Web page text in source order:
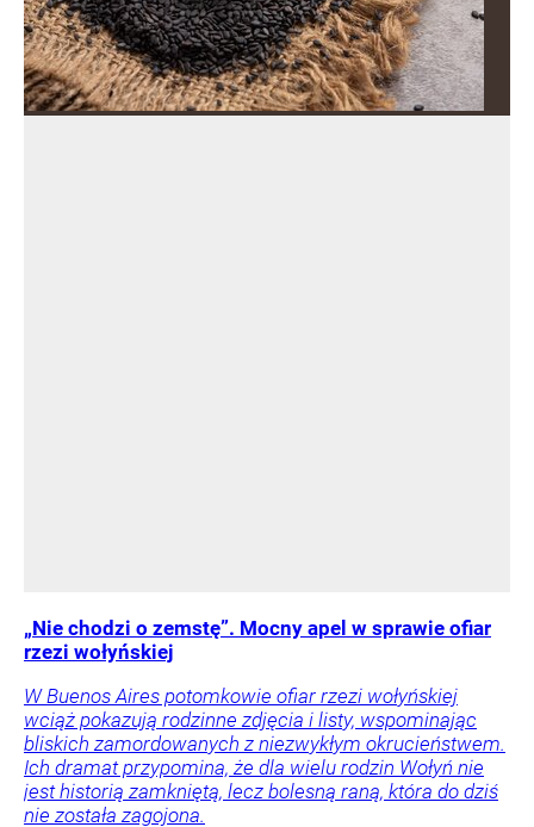
„Nie chodzi o zemstę”. Mocny apel w sprawie ofiar
rzezi wołyńskiej
W Buenos Aires potomkowie ofiar rzezi wołyńskiej
wciąż pokazują rodzinne zdjęcia i listy, wspominając
bliskich zamordowanych z niezwykłym okrucieństwem.
Ich dramat przypomina, że dla wielu rodzin Wołyń nie
jest historią zamkniętą, lecz bolesną raną, która do dziś
nie została zagojona.